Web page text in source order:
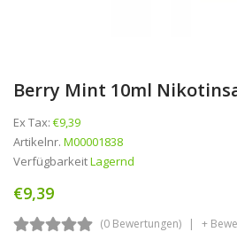
Berry Mint 10ml
Ex Tax: €9,39
Artikelnr. M00001838
VerfügbarkeitLagernd
€9,39
(0 Bewertungen) +